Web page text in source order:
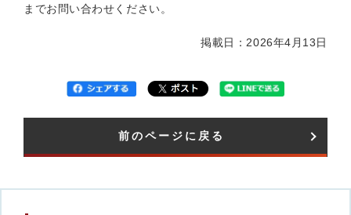
までお問い合わせください。
掲載日：2026年4月13日
前のページに戻る